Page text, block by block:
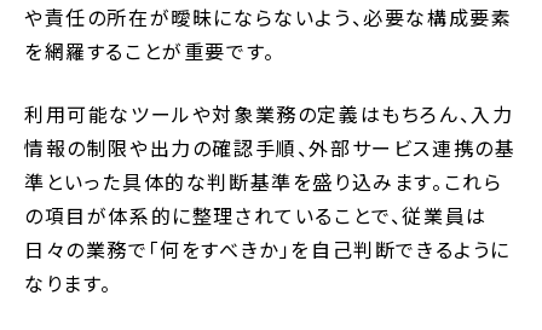
や責任の所在が曖昧にならないよう、必要な構成要素
を網羅することが重要です。
利用可能なツールや対象業務の定義はもちろん、入力
情報の制限や出力の確認手順、外部サービス連携の基
準といった具体的な判断基準を盛り込みます。これら
の項目が体系的に整理されていることで、従業員は
日々の業務で「何をすべきか」を自己判断できるように
なります。